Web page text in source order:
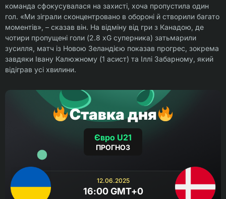
команда сфокусувалася на захисті, хоча пропустила один
гол. «Ми зіграли сконцентровано в обороні й створили багато
моментів», – сказав він. На відміну від гри з Канадою, де
чотири пропущені голи (2.8 xG суперника) затьмарили
зусилля, матч із Новою Зеландією показав прогрес, зокрема
завдяки Івану Калюжному (1 асист) та Іллі Забарному, який
відіграв усі хвилини.
Ставка дня
Євро U21
ПРОГНОЗ
12.06.2025
16:00 GMT+0